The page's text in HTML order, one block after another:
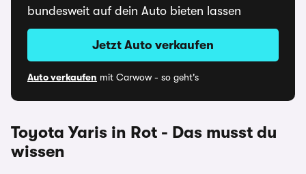
bundesweit auf dein Auto bieten lassen
Jetzt Auto verkaufen
Auto verkaufen mit Carwow - so geht's
Toyota Yaris in Rot - Das musst du
wissen